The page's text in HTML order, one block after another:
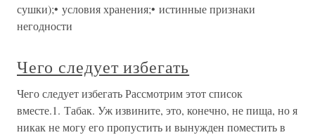
сушки);• условия хранения;• истинные признаки
негодности
Чего следует избегать
Чего следует избегать Рассмотрим этот список
вместе.1. Табак. Уж извините, это, конечно, не пища, но я
никак не могу его пропустить и вынужден поместить в